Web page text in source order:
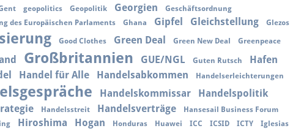
geopolitics Geopolitik Georgien
Geschäftsordnung
des Europäischen Parlaments
Ghana Gipfel Gleichstellung Glezos
Good Clothes Green Deal Green New Deal Greenpeace
Großbritannien GUE/NGL Guten Rutsch Hafen
Handel für Alle Handelsabkommen Handelserleichterungen
Handelskommissar
Handelspolitik
Handelsstreit Handelsverträge
Hansesail Business Forum
Hiroshima Hogan Honduras Huawei ICC ICSID ICTY
Iglesias